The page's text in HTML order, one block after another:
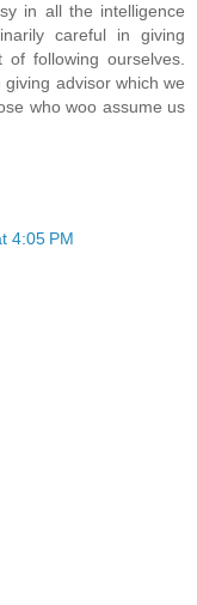
in all the intelligence
careful in giving
following ourselves.
advisor which we
who woo assume us
4:05 PM